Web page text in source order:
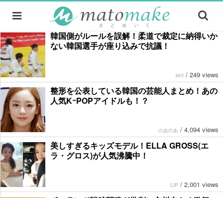
韓国側がルールを誤解！柔道で裁定に納得いか
ない韓国選手が座り込みで抗議！
kint / 249 views
整形を公表している韓国の芸能人まとめ！あの
人気KｰPOPアイドルも！？
のあのあ / 4,094 views
美しすぎるキッズモデル！ELLA GROSS(エ
ラ・グロス)が人気沸騰中！
LIP / 2,001 views